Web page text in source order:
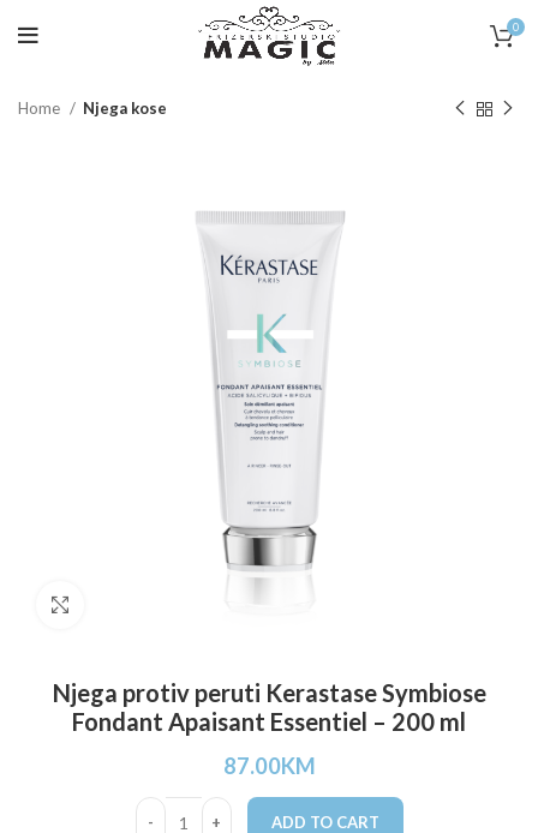
0
Home Njega kose
Njega protiv peruti Kerastase Symbiose
Fondant Apaisant Essentiel – 200 ml
87.00KM
ADD TO CART